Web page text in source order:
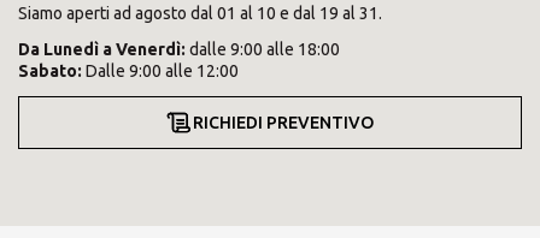
Siamo aperti ad agosto dal 01 al 10 e dal 19 al 31.
Da Lunedì aVenerdì: dalle 9:00 alle 18:00
Sabato: Dalle 9:00 alle 12:00
RICHIEDI PREVENTIVO